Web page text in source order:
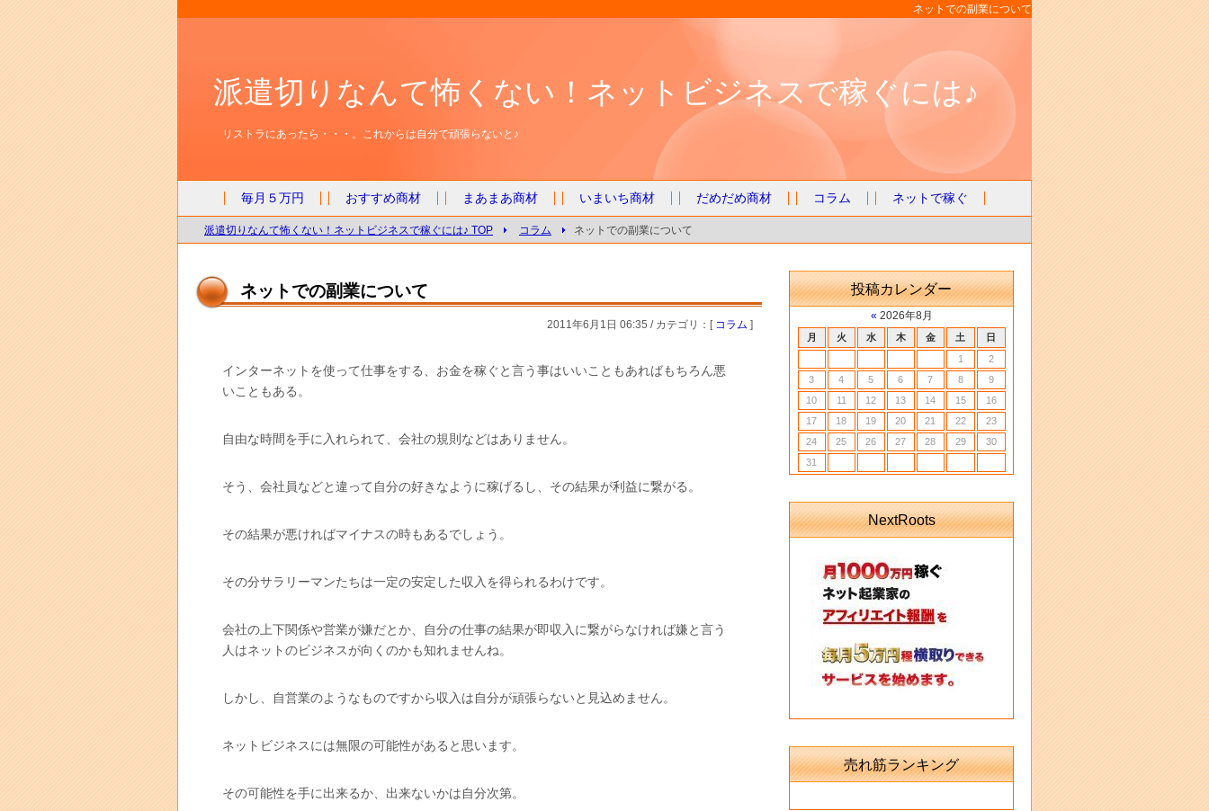
ネットでの副業について
派遣切りなんて怖くない！ネットビジネスで稼ぐには♪
リストラにあったら・・・。これからは自分で頑張らないと♪
毎月５万円 おすすめ商材 まあまあ商材 いまいち商材 だめだめ商材 コラム ネットで稼ぐ
派遣切りなんて怖くない！ネットビジネスで稼ぐには♪ TOP コラム ネットでの副業について
ネットでの副業について
2011年6月1日 06:35 / カテゴリ：[ コラム ]
インターネットを使って仕事をする、お金を稼ぐと言う事はいいこともあればもちろん悪
いこともある。
自由な時間を手に入れられて、会社の規則などはありません。
そう、会社員などと違って自分の好きなように稼げるし、その結果が利益に繋がる。
その結果が悪ければマイナスの時もあるでしょう。
その分サラリーマンたちは一定の安定した収入を得られるわけです。
会社の上下関係や営業が嫌だとか、自分の仕事の結果が即収入に繋がらなければ嫌と言う
人はネットのビジネスが向くのかも知れませんね。
しかし、自営業のようなものですから収入は自分が頑張らないと見込めません。
ネットビジネスには無限の可能性があると思います。
その可能性を手に出来るか、出来ないかは自分次第。
投稿カレンダー
« 2026年8月
月 火 水 木 金 土
日
1
2
3
4 5 6 7 8
9
10
11 12 13 14 15
16
17
18 19 20 21 22
23
24
25 26 27 28 29
30
31
NextRoots
売れ筋ランキング